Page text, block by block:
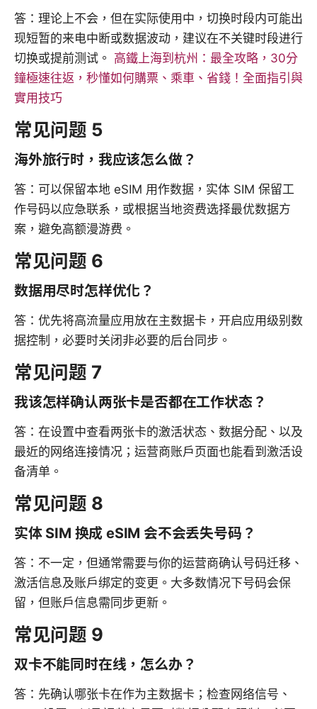
答：理论上不会，但在实际使用中，切换时段内可能出
现短暂的来电中断或数据波动，建议在不关键时段进行
切换或提前测试。 高鐵上海到杭州：最全攻略，30分
鐘極速往返，秒懂如何購票、乘車、省錢！全面指引與
實用技巧
常见问题 5
海外旅行时，我应该怎么做？
答：可以保留本地 eSIM 用作数据，实体 SIM 保留工
作号码以应急联系，或根据当地资费选择最优数据方
案，避免高额漫游费。
常见问题 6
数据用尽时怎样优化？
答：优先将高流量应用放在主数据卡，开启应用级别数
据控制，必要时关闭非必要的后台同步。
常见问题 7
我该怎样确认两张卡是否都在工作状态？
答：在设置中查看两张卡的激活状态、数据分配、以及
最近的网络连接情况；运营商账户页面也能看到激活设
备清单。
常见问题 8
实体 SIM 换成 eSIM 会不会丢失号码？
答：不一定，但通常需要与你的运营商确认号码迁移、
激活信息及账户绑定的变更。大多数情况下号码会保
留，但账户信息需同步更新。
常见问题 9
双卡不能同时在线，怎么办？
答：先确认哪张卡在作为主数据卡；检查网络信号、